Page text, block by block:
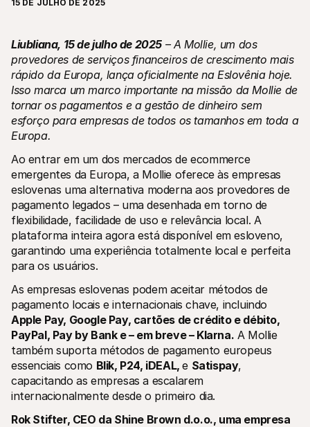
Recursos técnicos
Portal de programadores
Verifique o estado atual do nosso sistema
Biblotecas
Integre a Mollie com bibliotecas prontas para usar
Comunidade do Discord
Junte-se à nossa comunidade de programadores
Mollie
Sobre a Mollie
Preços
Ver os preços
Sobre nós
Saiba mais sobre a nossa história e
os nossos valores
Notícias
Leia as últimas notícias da Mollie
Venha trabalhar connosco -
estamos a contratar!
Contactos
Para compradores
Saiba porque é que a Mollie está no seu extrato bancário
Para clientes Mollie
Contacte a nossa equipa de apoio ao cliente
Contactar o departamento de vendas
Descubra como podemos ajudar o seu negócio
15 DE JULHO DE 2025
Liubliana, 15 de julho de 2025 – A Mollie, um dos
provedores de serviços financeiros de crescimento mais
rápido da Europa, lança oficialmente na Eslovênia hoje.
Isso marca um marco importante na missão da Mollie de
tornar os pagamentos e a gestão de dinheiro sem
esforço para empresas de todos os tamanhos em toda a
Europa.
Ao entrar em um dos mercados de ecommerce
emergentes da Europa, a Mollie oferece às empresas
eslovenas uma alternativa moderna aos provedores de
pagamento legados – uma desenhada em torno de
flexibilidade, facilidade de uso e relevância local. A
plataforma inteira agora está disponível em esloveno,
garantindo uma experiência totalmente local e perfeita
para os usuários.
As empresas eslovenas podem aceitar métodos de
Apple Pay, Google Pay, cartões de crédito e débito,
PayPal, Pay by Bank e – em breve – Klarna. A Mollie
também suporta métodos de pagamento europeus
essenciais como Blik, P24, iDEAL, e Satispay,
capacitando as empresas a escalarem
internacionalmente desde o primeiro dia.
Rok Stifter, CEO da Shine Brown d.o.o., uma empresa